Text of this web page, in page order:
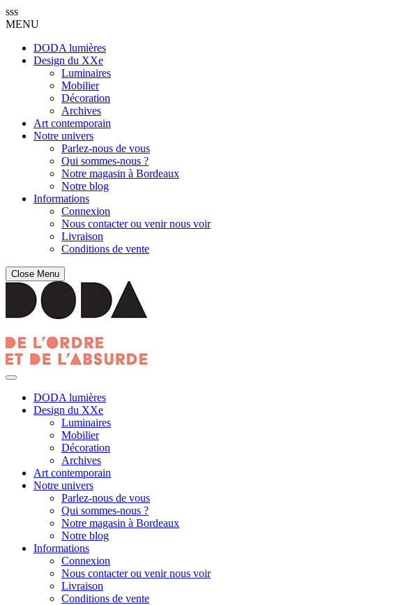
sss
MENU
DODA lumières
Design du XXe
Luminaires
Mobilier
Décoration
Archives
Art contemporain
Notre univers
Parlez-nous de vous
Qui sommes-nous ?
Notre magasin à Bordeaux
Notre blog
Informations
Connexion
Nous contacter ou venir nous voir
Livraison
Conditions de vente
Close Menu
DODA lumières
Design du XXe
Luminaires
Mobilier
Décoration
Archives
Art contemporain
Notre univers
Parlez-nous de vous
Qui sommes-nous ?
Notre magasin à Bordeaux
Notre blog
Informations
Connexion
Nous contacter ou venir nous voir
Livraison
Conditions de vente